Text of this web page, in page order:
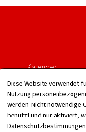
Diese Website verwendet
Nutzung
werden. Nicht notwendige
benutzt und nur aktiviert,
Datenschutzbestimmungen
Kalender
Publikationen
Vorgänge